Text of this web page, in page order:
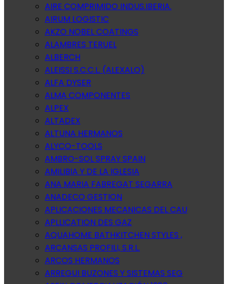
AIRE COMPRIMIDO INDUS.IBERIA.
AIRUM LOGISTIC
AKZO NOBEL COATINGS
ALAMBRES TERUEL
ALBERCH
ALEISSI S.C.C.L. (ALEXALO)
ALFA DYSER
ALMA COMPONENTES
ALPEX
ALTADEX
ALTUNA HERMANOS
ALYCO-TOOLS
AMBRO-SOL SPRAY SPAIN
AMILIBIA Y DE LA IGLESIA
ANA MARIA FABREGAT SEGARRA
ANADECO GESTION
APLICACIONES MECANICAS DEL CAU
APLLICATION DES GAZ
AQUAHOME BATHKITCHEN STYLES ,
ARCANSAS PROFILI, S.R.L.
ARCOS HERMANOS
ARREGUI BUZONES Y SISTEMAS SEG